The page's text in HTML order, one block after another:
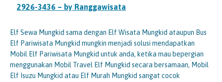
2926-3436 – by Ranggawisata
Elf Sewa Mungkid sama dengan Elf Wisata Mungkid ataupun Bus
Elf Pariwisata Mungkid mungkin menjadi solusi mendapatkan
Mobil Elf Pariwisata Mungkid untuk anda, ketika mau bepergian
menggunakan Mobil Travel Elf Mungkid secara bersamaan, Mobil
Elf Isuzu Mungkid atau Elf Murah Mungkid sangat cocok